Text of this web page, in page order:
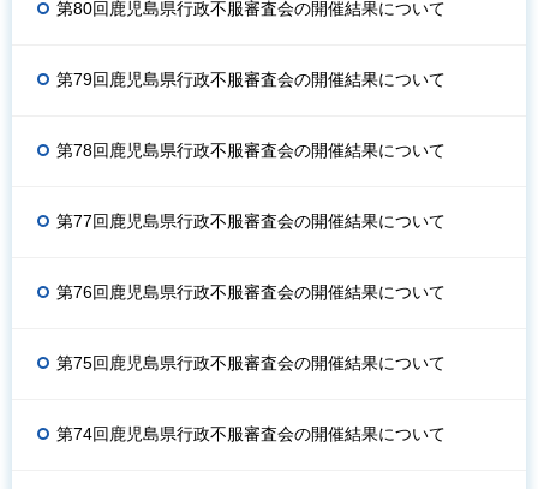
第80回鹿児島県行政不服審査会の開催結果について
第79回鹿児島県行政不服審査会の開催結果について
第78回鹿児島県行政不服審査会の開催結果について
第77回鹿児島県行政不服審査会の開催結果について
第76回鹿児島県行政不服審査会の開催結果について
第75回鹿児島県行政不服審査会の開催結果について
第74回鹿児島県行政不服審査会の開催結果について